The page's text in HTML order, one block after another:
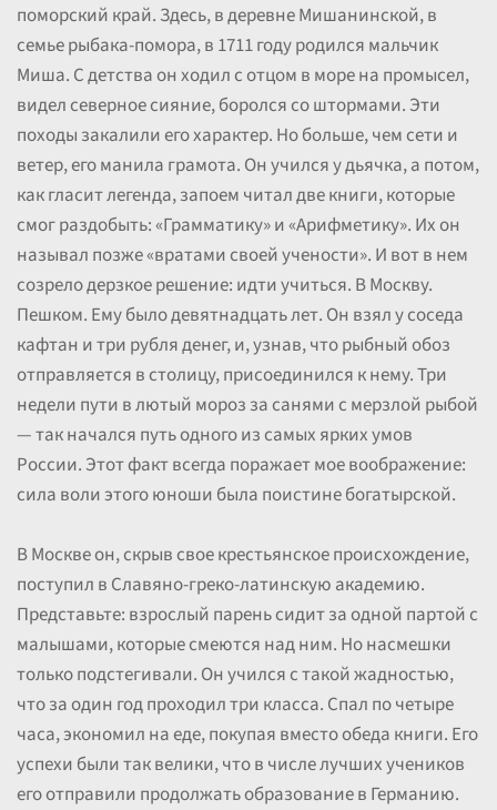
поморский край. Здесь, в деревне Мишанинской, в
семье рыбака-помора, в 1711 году родился мальчик
Миша. С детства он ходил с отцом в море на промысел,
видел северное сияние, боролся со штормами. Эти
походы закалили его характер. Но больше, чем сети и
ветер, его манила грамота. Он учился у дьячка, а потом,
как гласит легенда, запоем читал две книги, которые
смог раздобыть: «Грамматику» и «Арифметику». Их он
называл позже «вратами своей учености». И вот в нем
созрело дерзкое решение: идти учиться. В Москву.
Пешком. Ему было девятнадцать лет. Он взял у соседа
кафтан и три рубля денег, и, узнав, что рыбный обоз
отправляется в столицу, присоединился к нему. Три
недели пути в лютый мороз за санями с мерзлой рыбой
— так начался путь одного из самых ярких умов
России. Этот факт всегда поражает мое воображение:
сила воли этого юноши была поистине богатырской.
В Москве он, скрыв свое крестьянское происхождение,
поступил в Славяно-греко-латинскую академию.
Представьте: взрослый парень сидит за одной партой с
малышами, которые смеются над ним. Но насмешки
только подстегивали. Он учился с такой жадностью,
что за один год проходил три класса. Спал по четыре
часа, экономил на еде, покупая вместо обеда книги. Его
успехи были так велики, что в числе лучших учеников
его отправили продолжать образование в Германию.